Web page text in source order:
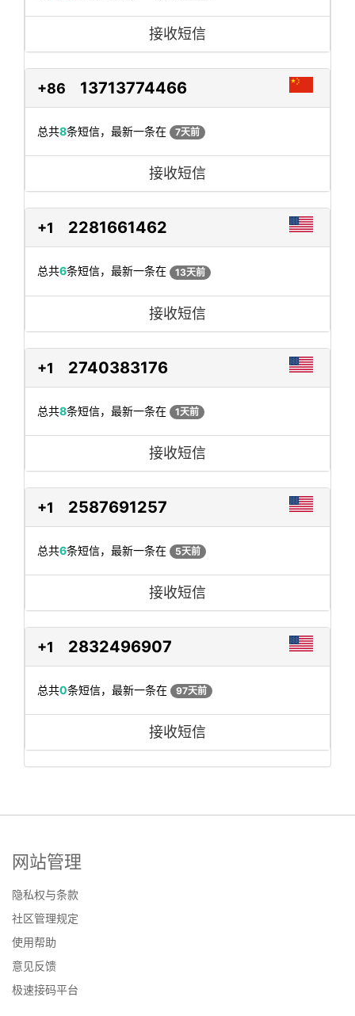
接收短信
+86 13713774466
总共8条短信，最新一条在 7天前
接收短信
+1 2281661462
总共6条短信，最新一条在 13天前
接收短信
+1 2740383176
总共8条短信，最新一条在 1天前
接收短信
+1 2587691257
总共6条短信，最新一条在 5天前
接收短信
+1 2832496907
总共0条短信，最新一条在 97天前
接收短信
网站管理
隐私权与条款
社区管理规定
使用帮助
意见反馈
极速接码平台